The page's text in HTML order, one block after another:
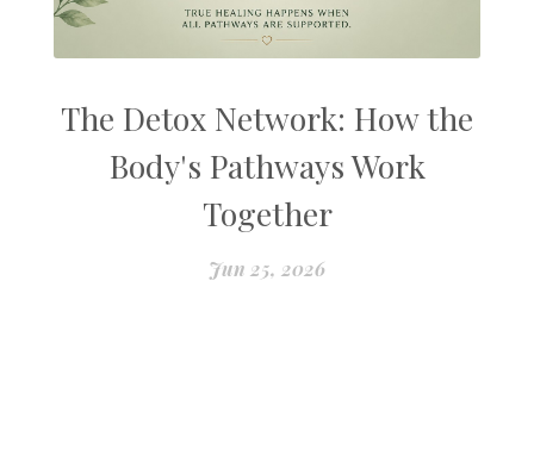
The Detox Network: How the
Body's Pathways Work
Together
Jun 25, 2026